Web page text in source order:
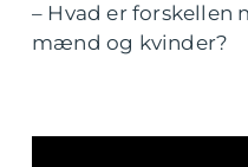
– Hvad er forskellen
mænd og kvinder?